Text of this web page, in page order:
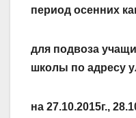
период осенних
для подвоза
школы по адресу
на 27.10.2015г.,